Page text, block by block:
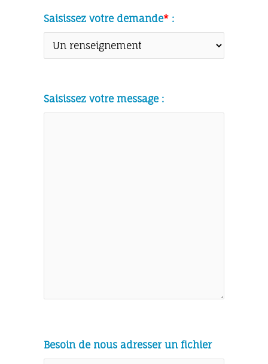
Saisissez votre demande*:
Saisissez votre message :
Besoin de nous adresser un fichier